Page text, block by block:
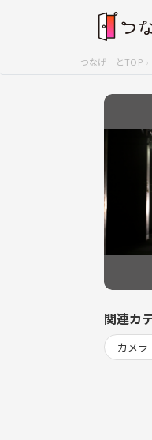
つなげーとTOP
関連カ
カメラ